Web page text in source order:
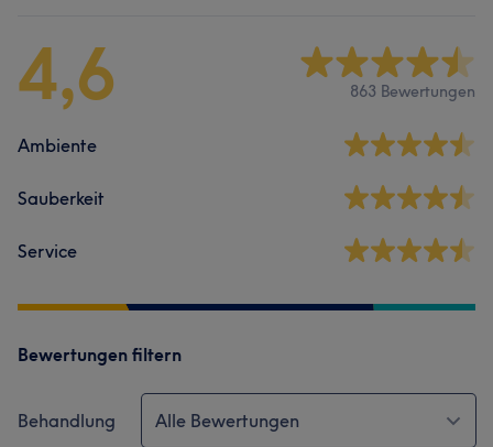
4,6 863 Bewertungen
Ambiente
Sauberkeit
Service
Bewertungen filtern
Behandlung Alle Bewertungen